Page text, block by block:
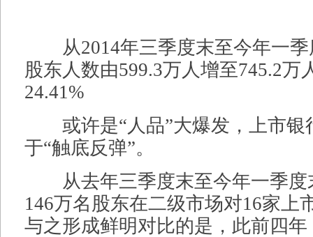
从2014年三季度末至今年一季
股东人数由599.3万人增至745.2万
24.41%
或许是“人品”大爆发，上市银
于“触底反弹”。
从去年三季度末至今年一季度
146万名股东在二级市场对16家上
与之形成鲜明对比的是，此前四